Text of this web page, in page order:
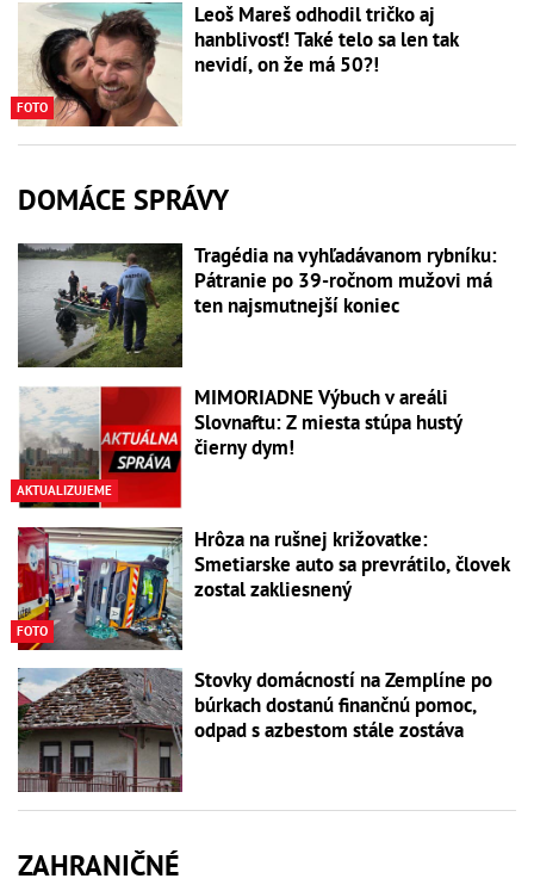
FOTO
Leoš Mareš odhodil tričko aj
hanblivosť! Také telo sa len tak
nevidí, on že má 50?!
DOMÁCE SPRÁVY
Tragédia na vyhľadávanom rybníku:
Pátranie po 39-ročnom mužovi má
ten najsmutnejší koniec
AKTUALIZUJEME
MIMORIADNE Výbuch v areáli
Slovnaftu: Z miesta stúpa hustý
čierny dym!
FOTO
Hrôza na rušnej križovatke:
Smetiarske auto sa prevrátilo, človek
zostal zakliesnený
Stovky domácností na Zemplíne po
búrkach dostanú finančnú pomoc,
odpad s azbestom stále zostáva
ZAHRANIČNÉ